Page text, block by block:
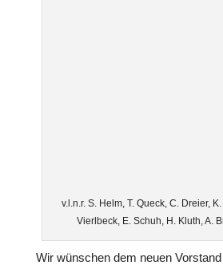
v.l.n.r. S. Helm, T. Queck, C. Dreier,
Vier­l­beck, E. Schuh, H. Kluth, A.
Wir wünschen dem neuen